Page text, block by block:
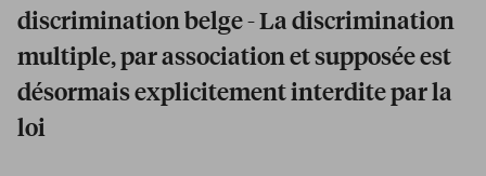
discrimination belge - La discrimination
multiple, par association et supposée est
désormais explicitement interdite par la
loi